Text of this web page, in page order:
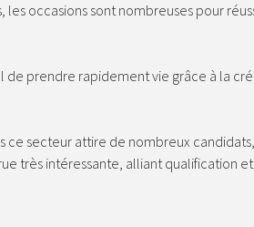
occasions sont nombreuses pour
prendre rapidement vie grâce à la
secteur attire de nombreux
très intéressante, alliant qualification